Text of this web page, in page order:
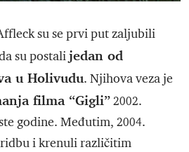
su se prvi put zaljubili
su postalijedan od
u Holivudu. Njihova veza je
filma “Gigli”2002.
godine. Međutim, 2004.
i krenuli različitim